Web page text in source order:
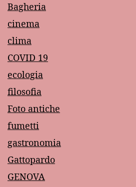
Bagheria
cinema
clima
COVID 19
ecologia
filosofia
Foto antiche
fumetti
gastronomia
Gattopardo
GENOVA